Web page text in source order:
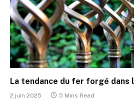
La tendance du fer forgé dans
2 juin 2025 5 Mins Read